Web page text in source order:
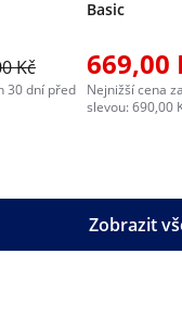
Kč
30 dní před
Basic
669,00
Nejnižší cena
slevou: 690,00
Zobrazit